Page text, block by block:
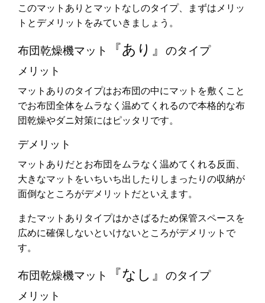
このマットありとマットなしのタイプ、まずはメリッ
トとデメリットをみていきましょう。
布団乾燥機マット 『あり』 のタイプ
メリット
マットありのタイプはお布団の中にマットを敷くこと
でお布団全体をムラなく温めてくれるので本格的な布
団乾燥やダニ対策にはピッタリです。
デメリット
マットありだとお布団をムラなく温めてくれる反面、
大きなマットをいちいち出したりしまったりの収納が
面倒なところがデメリットだといえます。
またマットありタイプはかさばるため保管スペースを
広めに確保しないといけないところがデメリットで
す。
布団乾燥機マット 『なし』 のタイプ
メリット